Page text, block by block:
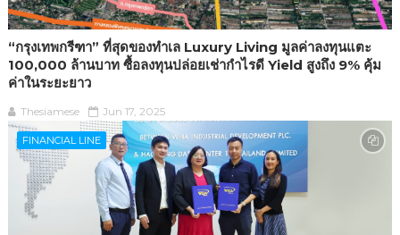
“กรุงเทพกรีฑา” ที่สุดของทำเล Luxury Living มูลค่าลงทุนแตะ
100,000 ล้านบาท ซื้อลงทุนปล่อยเช่ากำไรดี Yield สูงถึง 9% คุ้ม
ค่าในระยะยาว
Thesiamese Jun 17, 2025
FINANCIAL LINE